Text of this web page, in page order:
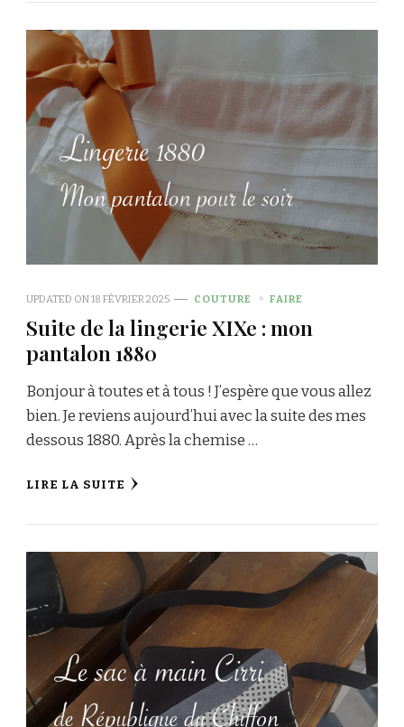
UPDATED ON18 FÉVRIER 2025 COUTURE FAIRE
Suite de la lingerie XIXe : mon
pantalon 1880
Bonjour à toutes et à tous ! J’espère que vous allez
bien. Je reviens aujourd’hui avec la suite des mes
dessous 1880. Après la chemise …
LIRE LA SUITE